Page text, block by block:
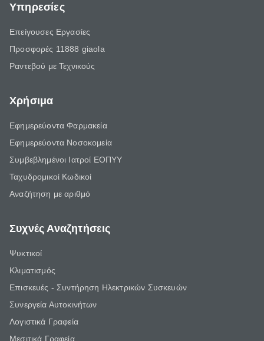
Υπηρεσίες
Επείγουσες Εργασίες
Προσφορές 11888 giaola
Ραντεβού με Τεχνικούς
Χρήσιμα
Εφημερεύοντα Φαρμακεία
Εφημερεύοντα Νοσοκομεία
Συμβεβλημένοι Ιατροί ΕΟΠΥΥ
Ταχυδρομικοί Κωδικοί
Αναζήτηση με αριθμό
Συχνές Αναζητήσεις
Ψυκτικοί
Κλιματισμός
Επισκευές - Συντήρηση Ηλεκτρικών Συσκευών
Συνεργεία Αυτοκινήτων
Λογιστικά Γραφεία
Μεσιτικά Γραφεία